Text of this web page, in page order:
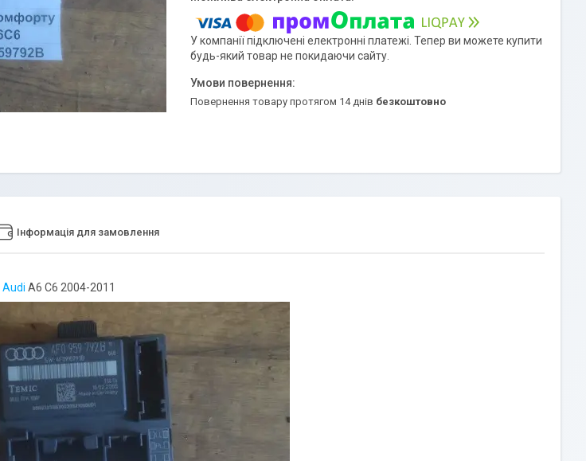
У компанії підключені електронні платежі. Тепер ви можете купити
будь-який товар не покидаючи сайту.
повернення товару протягом 14 днів безкоштовно
Інформація для замовлення
Audi A6 C6 2004-2011